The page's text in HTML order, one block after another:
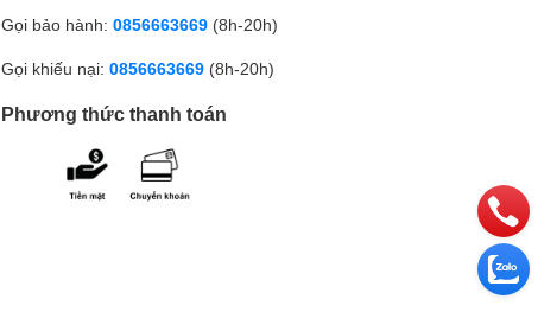
Gọi bảo hành: 0856663669 (8h-20h)
Gọi khiếu nại: 0856663669 (8h-20h)
Phương thức thanh toán